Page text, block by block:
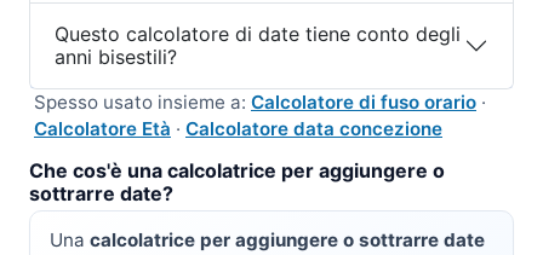
Questo calcolatore di date tiene conto degli
anni bisestili?
Spesso usato insieme a: Calcolatore di fuso orario ·
Calcolatore Età · Calcolatore data concezione
Che cos'è una calcolatrice per aggiungere o
sottrarre date?
Una calcolatrice per aggiungere o sottrarre date